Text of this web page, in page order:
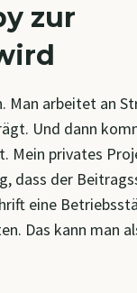
zur
Man arbeitet an
Und dann
Mein privates
dass der
eine
Das kann man